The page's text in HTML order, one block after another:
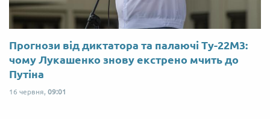
Прогнози від диктатора та палаючі Ту-22М3:
чому Лукашенко знову екстрено мчить до
Путіна
16 червня, 09:01